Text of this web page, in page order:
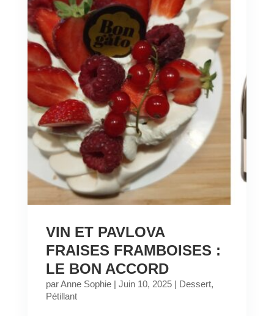
VIN ET PAVLOVA
FRAISES FRAMBOISES :
LE BON ACCORD
parAnne Sophie| Juin 10, 2025| Dessert,
Pétillant